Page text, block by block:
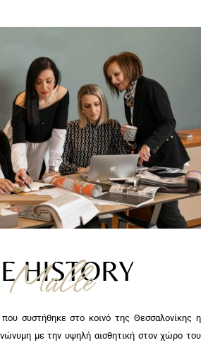
HISTORY
Malle
συστήθηκε στο κοινό της Θεσσαλονίκης η
με την υψηλή αισθητική στον χώρο του